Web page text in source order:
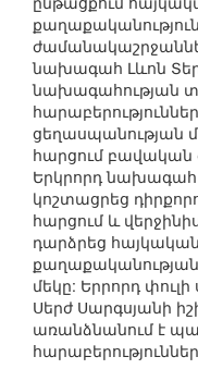
նախագահ Լևոն
նախագահության
ցեղասպանության
հարցում բավական
Երկրորդ նախագահ
կոշտացրեց
հարցում և
դարձրեց
մեկը: Երրորդ
Սերժ Սարգսյանի
առանձնանում է